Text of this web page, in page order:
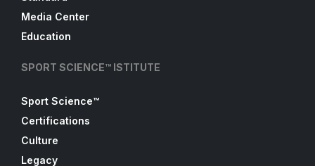
Media Center
Education
SPORT SCIENCE™ ISTITUTE
Sport Science™
Certifications
Culture
Legacy